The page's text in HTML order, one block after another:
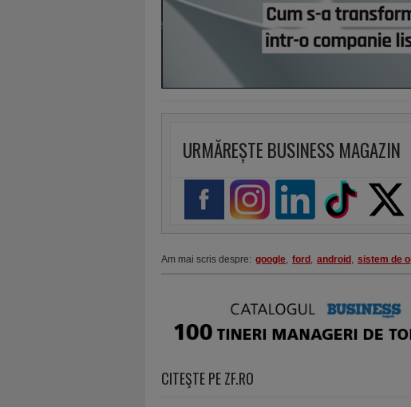
URMĂREȘTE BUSINESS MAGAZIN
Am mai scris despre: google, ford , android , sistem de
CITEŞTE PE ZF.RO